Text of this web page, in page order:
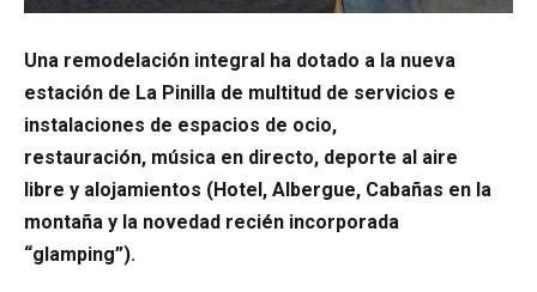
Una remodelación integral ha dotado a la nueva
estación de La Pinilla de multitud de servicios e
instalaciones de espacios de ocio,
restauración, música en directo, deporte al aire
libre y alojamientos (Hotel, Albergue, Cabañas en la
montaña y la novedad recién incorporada
“glamping”).